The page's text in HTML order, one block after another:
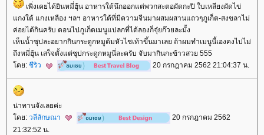
เพิ่งเคยได้ยินหมี่ฮุ้น อาหารใต้นึกออกแต่พวกสะตอผัดกะปิ ใบเหลียงผัดไข่
กงใต้ แกงเหลือง ฯลฯ อาหารใต้ที่มีความจีนมาผสมผสานแถวๆภูเก็ต-สงขลาไม่
ค่อยได้กินครับ ตอนไปภูเก็ตเมนูแปลกที่ได้ลองก็จุ๋ยก๊วยละมั้ง
เห็นน้ำซุปละอยากกินกระดูกหมูต้มหัวไชเท้าขึ้นมาเลย ถ้าผมทำเมนูนี้เองคงไปไม่
ถึงหมี่ฮุ้น เสร็จตั้งแต่ซุปกระดูกหมูนี่ละครับ จับมากินกะข้าวสวย 555
ดย: ชีริว 20 กรกฎาคม 2562 21:04:37 น.
น่าทานจังเลยค่ะ
ดย: วลีลักษณา
20 กรกฎาคม 2562
21:32:52 น.